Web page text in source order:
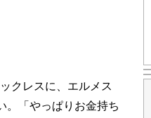
クレスに、エルメス
。「やっぱりお金持ち